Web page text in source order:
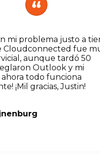
mi problema justo a
Cloudconnected fue
aunque tardó 50
Outlook y mi
ahora todo funciona
¡Mil gracias, Justin!